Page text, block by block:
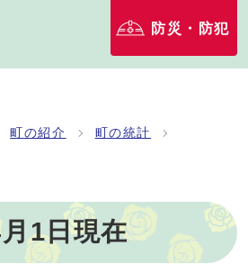
防災・防犯
町の紹介 町の統計
1日現在